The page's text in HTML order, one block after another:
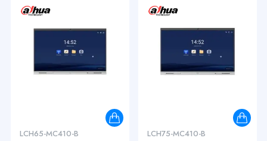
LCH65-MC410-B LCH75-MC410-B